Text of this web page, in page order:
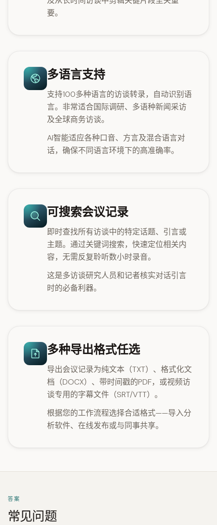
要。
多语言支持
支持100多种语言的访谈转录，自动识别语
言。非常适合国际调研、多语种新闻采访
及全球商务访谈。
AI智能适应各种口音、方言及混合语言对
话，确保不同语言环境下的高准确率。
可搜索会议记录
即时查找所有访谈中的特定话题、引言或
主题。通过关键词搜索，快速定位相关内
容，无需反复聆听数小时录音。
这是多访谈研究人员和记者核实对话引言
时的必备利器。
多种导出格式任选
导出会议记录为纯文本（TXT）、格式化文
档（DOCX）、带时间戳的PDF，或视频访
谈专用的字幕文件（SRT/VTT）。
根据您的工作流程选择合适格式——导入分
析软件、在线发布或与同事共享。
答案
常见问题